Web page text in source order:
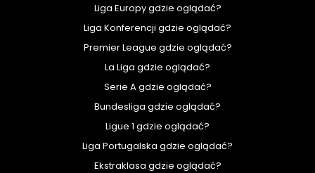
Liga Europy gdzie oglądać?
Liga Konferencji gdzie oglądać?
Premier League gdzie oglądać?
La Liga gdzie oglądać?
Serie A gdzie oglądać?
Bundesliga gdzie oglądać?
Ligue 1 gdzie oglądać?
Liga Portugalska gdzie oglądać?
Ekstraklasa gdzie oglądać?